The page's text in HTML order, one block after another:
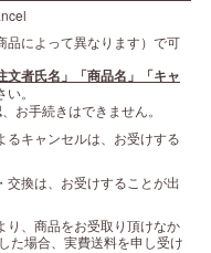
品によって異なります）で可
文者氏名」「商品名」「キャ
。
お手続きはできません。
るキャンセルは、お受けする
換は、お受けすることが出
り、商品をお受取り頂けなか
た場合、実費送料を申し受け